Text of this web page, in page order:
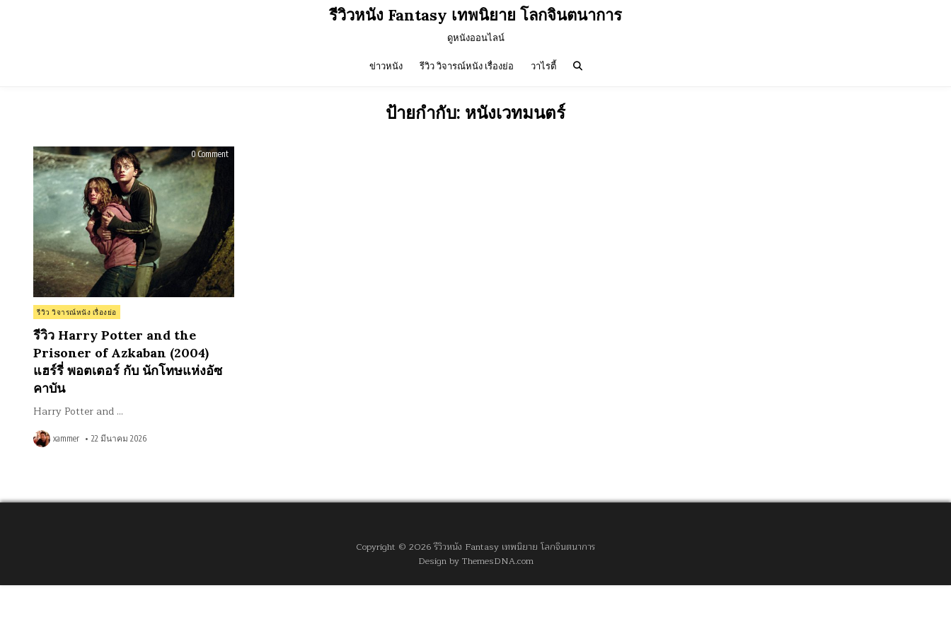
รีวิวหนัง Fantasy เทพนิยาย โลกจินตนาการ
ดูหนังออนไลน์
ข่าวหนัง รีวิว วิจารณ์หนัง เรื่องย่อ วาไรตี้
ป้ายกำกับ: หนังเวทมนตร์
0 Commenton
of
Azkaban
(2004)
แฮร์
รี่
พอต
เตอร์
กับ
นักโทษ
แห่
งอัซ
Posted
in
รีวิว วิจารณ์หนัง เรื่องย่อ
รีวิว Harry Potter and the
Prisoner of Azkaban (2004)
แฮร์รี่ พอตเตอร์ กับ นักโทษแห่งอัซ
คาบัน
Harry Potter and …
xammer 22 มีนาคม 2026
Copyright © 2026 รีวิวหนัง Fantasy เทพนิยาย โลกจินตนาการ
Design by ThemesDNA.com